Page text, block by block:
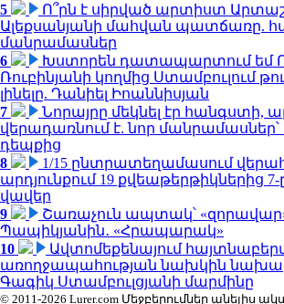
5
Ո՞րն է սիրված արտիստ
Ալեքսանյանի մահվան պատճառը.
մանրամասներ
6
Խստորեն դատապարտում եմ
Ռուբինյանի կողմից Ստամբուլում
լինելը. Դանիել Իոաննիսյան
7
Նորայրը մեկնել էր հանգստի,
վերադառնում է. նոր
դեպքից
8
1/15 ընտրատեղամասում
արդյունքում 19 քվեաթերթիկներից
վավեր
9
Շառաչուն ապտակ՝
Պապիկյանին․ «Հրապարակ»
10
Ավտոմեքենայում
առողջապահության նախկին
Գագիկ Ստամբուլցյանի մարմինը
© 2011-2026 Lurer.com Մեջբերումներ անելիս